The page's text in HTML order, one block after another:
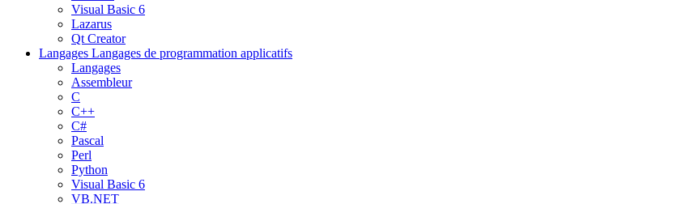
Visual Basic 6
Lazarus
Qt Creator
Langages Langages de programmation applicatifs
Langages
Assembleur
C
C++
C#
Pascal
Perl
Python
Visual Basic 6
VB.NET